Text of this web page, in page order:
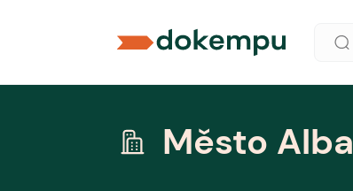
Město Alba